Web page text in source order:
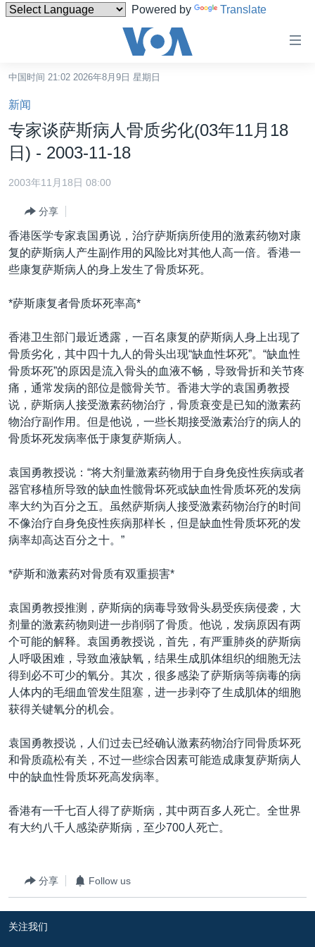
Powered by Translate
碍
链
接
内
转
到
导
到
检
索
中国
国际
最新国际新闻
印太
中东
非洲
美洲
全球议题
分类新闻
经济·金融·贸易
人权·法律·宗教
军事
劳工
环境
美中关系
热点专题
国会报道
美中关系
美国建国250周年
埃博拉疫情
美国之音专访
重要讲话与声明
台海两岸关系
南中国海争端
关注西藏
关注新疆
VOA今日焦点
中文广播
关注我们
其他语言网站
中国时间 21:02 2026年8月9日 星期日
新闻
专家谈萨斯病人骨质劣化(03年11月18
日) - 2003-11-18
2003年11月18日 08:00
分享
香港医学专家袁国勇说，治疗萨斯病所使用的激素药物对康
复的萨斯病人产生副作用的风险比对其他人高一倍。香港一
些康复萨斯病人的身上发生了骨质坏死。
*萨斯康复者骨质坏死率高*
香港卫生部门最近透露，一百名康复的萨斯病人身上出现了
骨质劣化，其中四十九人的骨头出现“缺血性坏死”。“缺血性
骨质坏死”的原因是流入骨头的血液不畅，导致骨折和关节疼
痛，通常发病的部位是髋骨关节。香港大学的袁国勇教授
说，萨斯病人接受激素药物治疗，骨质衰变是已知的激素药
物治疗副作用。但是他说，一些长期接受激素治疗的病人的
骨质坏死发病率低于康复萨斯病人。
袁国勇教授说：“将大剂量激素药物用于自身免疫性疾病或者
器官移植所导致的缺血性髋骨坏死或缺血性骨质坏死的发病
率大约为百分之五。虽然萨斯病人接受激素药物治疗的时间
不像治疗自身免疫性疾病那样长，但是缺血性骨质坏死的发
病率却高达百分之十。”
*萨斯和激素药对骨质有双重损害*
袁国勇教授推测，萨斯病的病毒导致骨头易受疾病侵袭，大
剂量的激素药物则进一步削弱了骨质。他说，发病原因有两
个可能的解释。袁国勇教授说，首先，有严重肺炎的萨斯病
人呼吸困难，导致血液缺氧，结果生成肌体组织的细胞无法
得到必不可少的氧分。其次，很多感染了萨斯病等病毒的病
人体内的毛细血管发生阻塞，进一步剥夺了生成肌体的细胞
获得关键氧分的机会。
袁国勇教授说，人们过去已经确认激素药物治疗同骨质坏死
和骨质疏松有关，不过一些综合因素可能造成康复萨斯病人
中的缺血性骨质坏死高发病率。
香港有一千七百人得了萨斯病，其中两百多人死亡。全世界
有大约八千人感染萨斯病，至少700人死亡。
分享 Follow us
关注我们